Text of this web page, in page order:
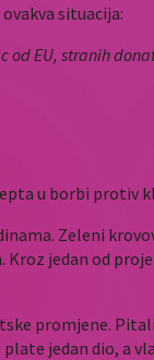
situacija:
EU, stranih
u borbi protiv
Zeleni
jedan od
promjene.
jedan dio, a